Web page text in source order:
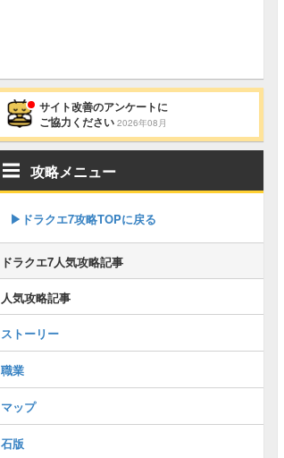
サイト改善のアンケートに
ご協力ください 2026年08月
攻略メニュー
▶︎ドラクエ7攻略TOPに戻る
ドラクエ7人気攻略記事
人気攻略記事
ストーリー
職業
マップ
石版